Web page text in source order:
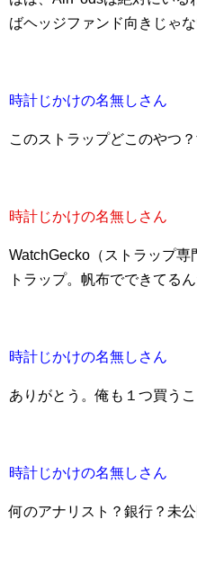
ばヘッジファンド向きじゃな
時計じかけの名無しさん
このストラップどこのやつ
時計じかけの名無しさん
WatchGecko（ストラップ
トラップ。帆布でできてるん
時計じかけの名無しさん
ありがとう。俺も１つ買うこ
時計じかけの名無しさん
何のアナリスト？銀行？未公